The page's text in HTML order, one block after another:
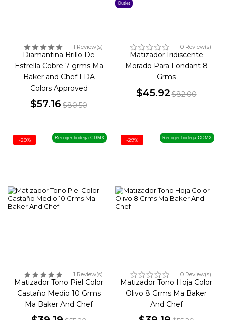
1 Review(s)
Diamantina Brillo De
Estrella Cobre 7 grms Ma
Baker and Chef FDA
Colors Approved
$57.16 $80.50
Outlet
0 Review(s)
Matizador Iridiscente
Morado Para Fondant 8
Grms
$45.92$82.00
Recoger bodega CDMX
1 Review(s)
Matizador Tono Piel Color
Castaño Medio 10 Grms
Ma Baker And Chef
-29% Recoger bodega CDMX
0 Review(s)
Matizador Tono Hoja Color
Olivo 8 Grms Ma Baker
And Chef
-29%